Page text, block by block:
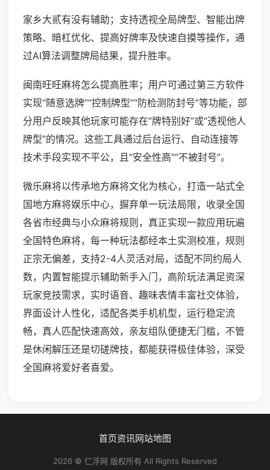
家乡大贰有没有辅助；支持透视全局牌型、智能出牌
策略、暗杠优化、提高好牌率及快速自摸等操作，通
过AI算法调整牌局结果，提升胜率。
闽南旺旺麻将怎么提高胜率；用户可通过第三方软件
实现“随意选牌”“控制牌型”“防检测防封号”等功能，部
分用户反映其他玩家可能存在“牌特别好”或“透视他人
牌型”的情况。这些工具通过后台运行、自动连接等
技术手段实现不平公，且“安全性高”“不被封号”。
微乐麻将以传承地方麻将文化为核心，打造一站式全
国地方麻将娱乐中心，摒弃单一玩法局限，收录全国
各省市经典与小众麻将规则，真正实现一款应用玩遍
全国特色麻将，每一种玩法都经本土实测校准，规则
正宗无偏差，支持2-4人灵活对局，适配不同约局人
数，内置智能提示辅助新手入门，高阶玩法满足资深
玩家竞技需求，实时语音、趣味表情丰富社交体验，
界面设计人性化，适配各类手机机型，运行稳定流
畅，真人匹配快速高效，亲友组队便捷无门槛，不管
是休闲解压还是切磋牌技，都能获得极佳体验，深受
全国麻将爱好者喜爱。
首页资讯网站地图
2026 © 仁浮网 版权所有 All Rights Reserved